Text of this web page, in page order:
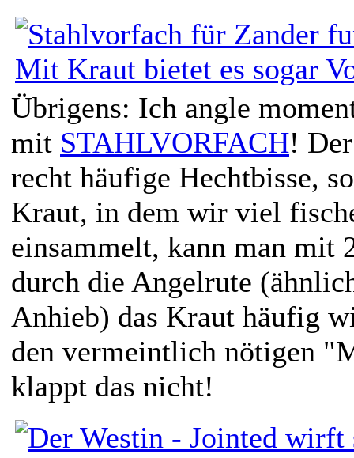
Übrigens: Ich angle
mit STAHLVORFACH!
recht häufige Hechtbisse,
Kraut, in dem wir viel
einsammelt, kann man mit
durch die Angelrute
Anhieb) das Kraut häufig
den vermeintlich nötigen
klappt das nicht!